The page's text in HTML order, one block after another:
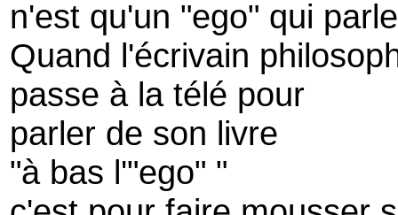
n'est qu'un "ego" qui parle
Quand l'écrivain
passe à la télé pour
parler de son livre
"à bas l'"ego" "